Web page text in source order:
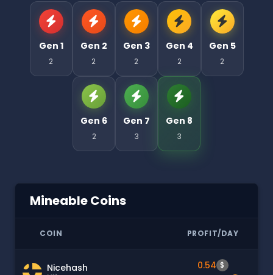
Gen 1
2
Gen 2
2
Gen 3
2
Gen 4
2
Gen 5
2
Gen 6
2
Gen 7
3
Gen 8
3
Mineable Coins
COIN PROFIT/DAY
Nicehash
0.54 $